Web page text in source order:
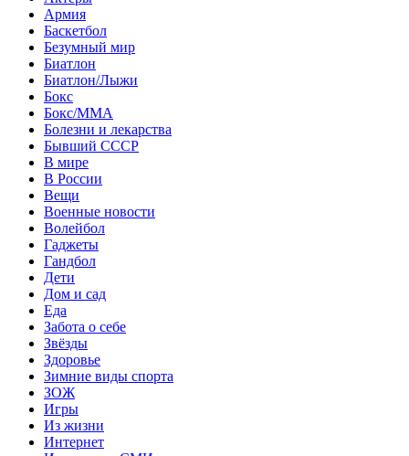
Армия
Баскетбол
Безумный мир
Биатлон
Биатлон/Лыжи
Бокс
Бокс/MMA
Болезни и лекарства
Бывший СССР
В мире
В России
Вещи
Военные новости
Волейбол
Гаджеты
Гандбол
Дети
Дом и сад
Еда
Забота о себе
Звёзды
Здоровье
Зимние виды спорта
ЗОЖ
Игры
Из жизни
Интернет